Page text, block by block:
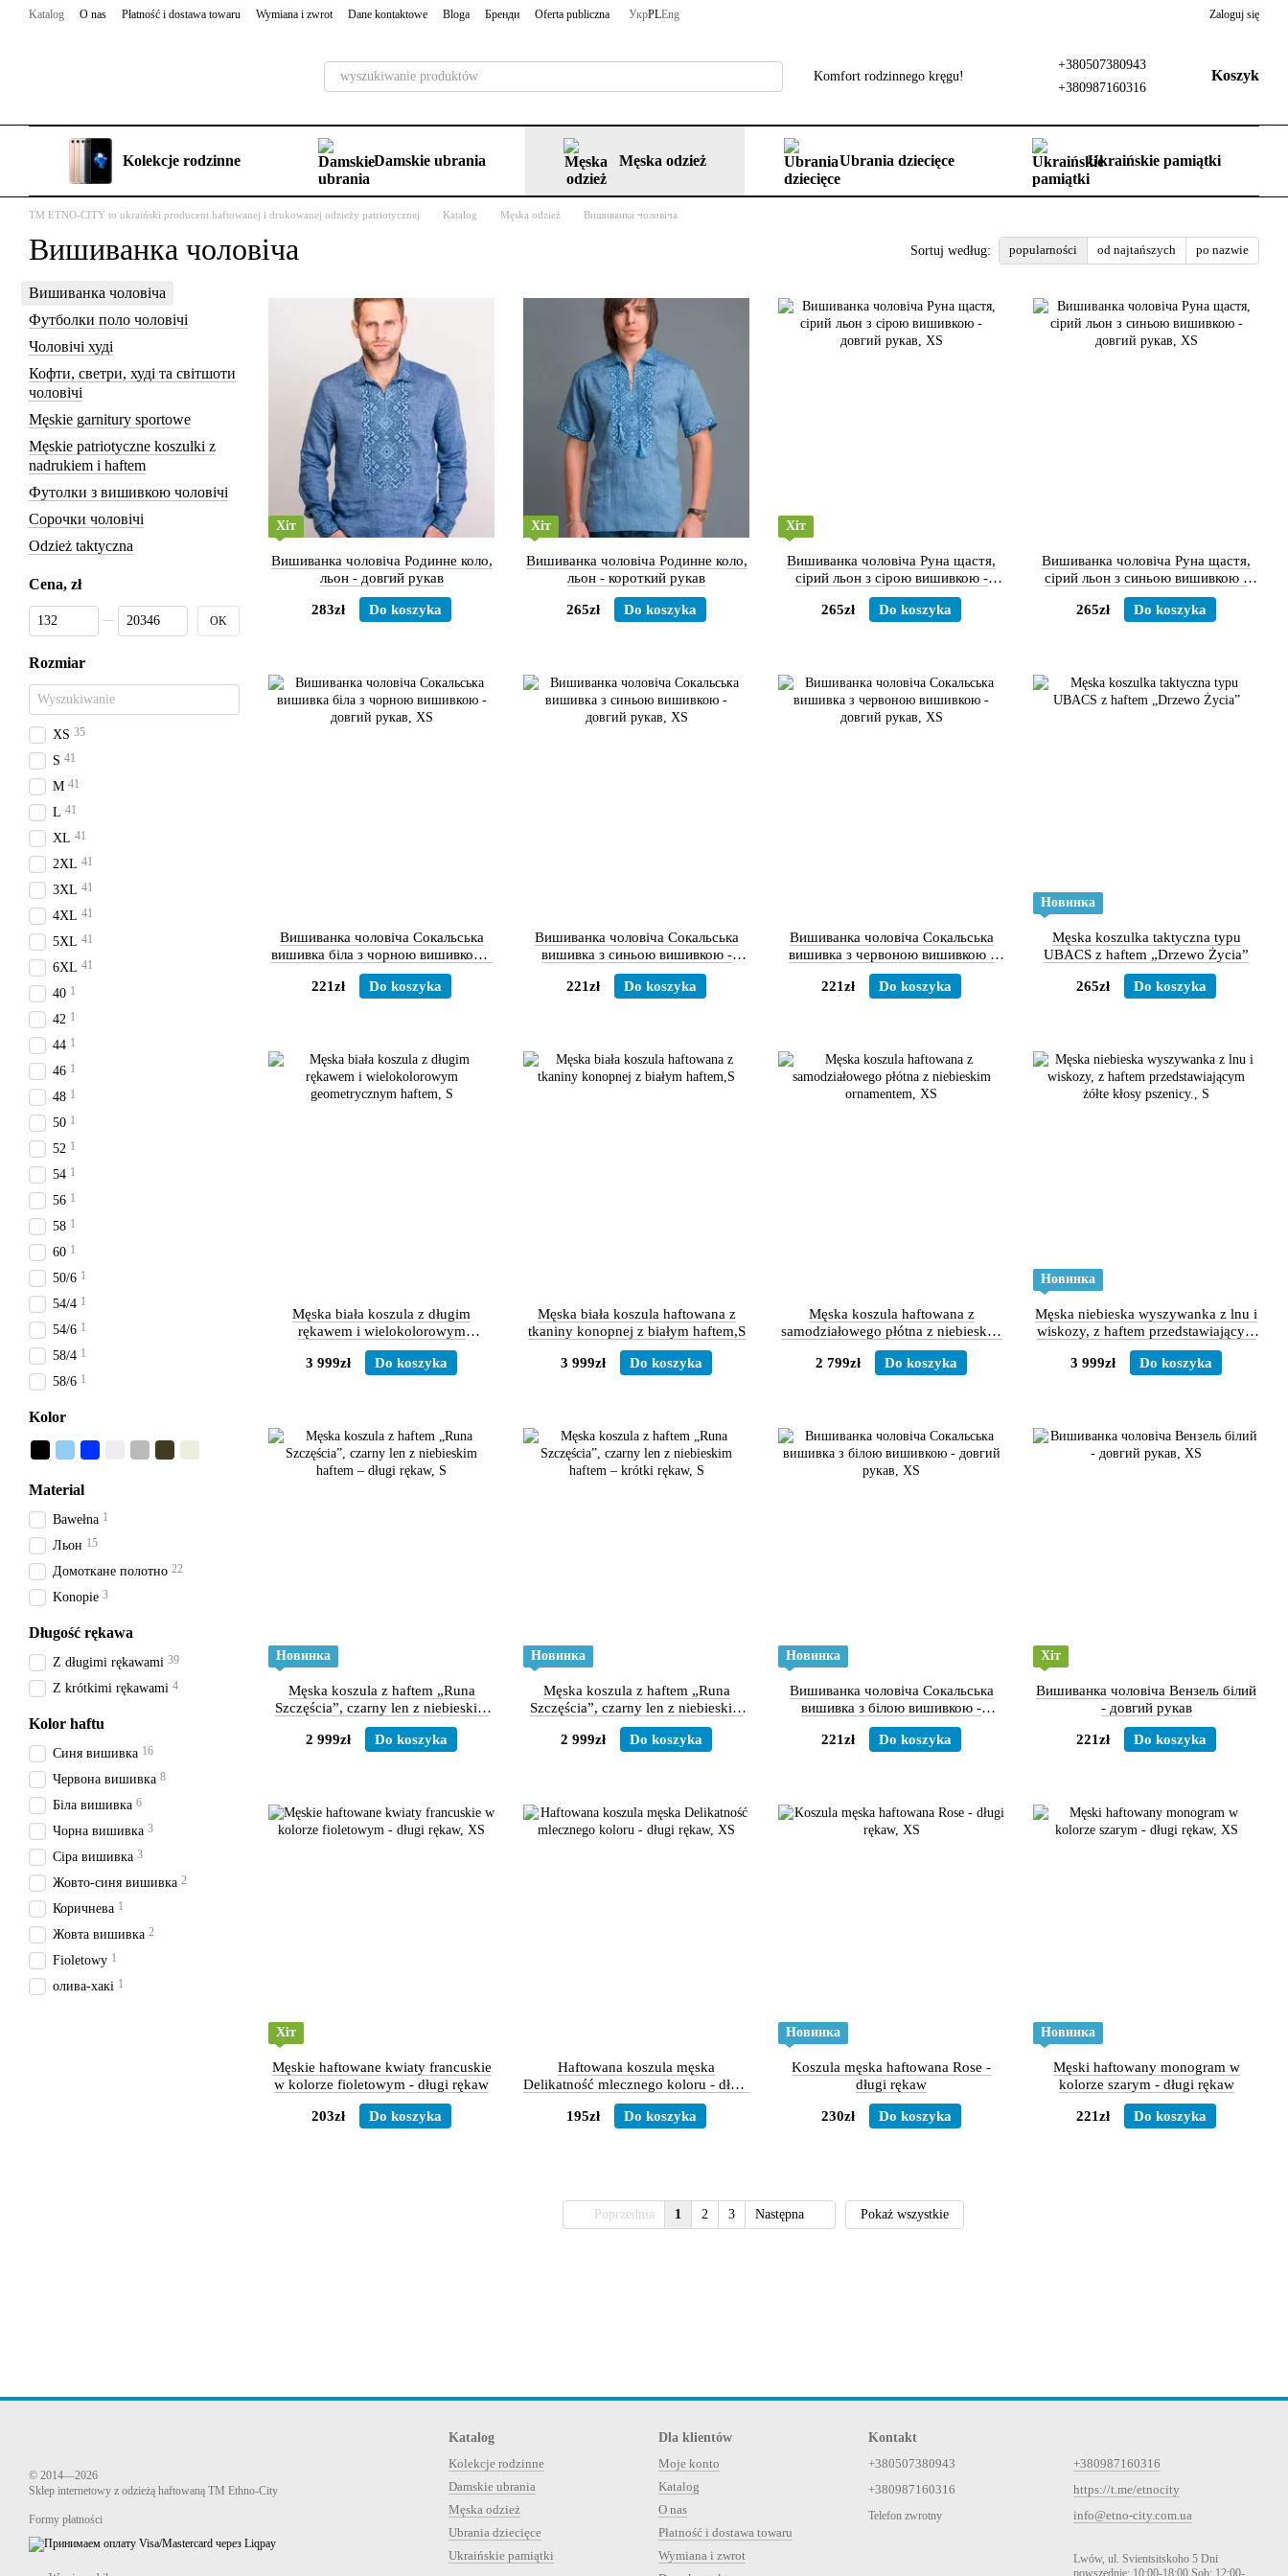
Przejdź do głównej treści
Katalog O nas Płatność i dostawa towaru Wymiana i zwrot Dane kontaktowe Bloga Бренди Oferta publiczna УкрPLEng Zaloguj się
Komfort rodzinnego kręgu!
+380507380943
+380987160316
Koszyk
Kolekcje rodzinne Damskie ubrania Męska odzież Ubrania dziecięce Ukraińskie pamiątki
TM ETNO-CITY to ukraiński producent haftowanej i drukowanej odzieży patriotycznej Katalog Męska odzież Вишиванка чоловіча
Вишиванка чоловіча Sortuj według: popularności od najtańszych po nazwie
Хіт
Вишиванка чоловіча Родинне коло,
льон - довгий рукав
283zł Do koszyka
Хіт
Вишиванка чоловіча Родинне коло,
льон - короткий рукав
265zł Do koszyka
Хіт
Вишиванка чоловіча Руна щастя,
сірий льон з сірою вишивкою -
довгий рукав
265zł
Do koszyka
Вишиванка чоловіча Руна щастя,
сірий льон з синьою вишивкою -
довгий рукав
265zł
Do koszyka
Вишиванка чоловіча Сокальська
вишивка біла з чорною вишивкою -
довгий рукав
221zł
Do koszyka
Вишиванка чоловіча Сокальська
вишивка з синьою вишивкою -
довгий рукав
221zł
Do koszyka
Вишиванка чоловіча Сокальська
вишивка з червоною вишивкою -
довгий рукав
221zł
Do koszyka
Новинка
Męska koszulka taktyczna typu
UBACS z haftem „Drzewo Życia”
265zł Do koszyka
Męska biała koszula z długim
rękawem i wielokolorowym
geometrycznym haftem, S
3 999zł
Do koszyka
Męska biała koszula haftowana z
tkaniny konopnej z białym haftem,S
3 999zł Do koszyka
Męska koszula haftowana z
samodziałowego płótna z niebieskim
ornamentem, XS
2 799zł
Do koszyka
Новинка
Męska niebieska wyszywanka z lnu i
wiskozy, z haftem przedstawiającym
żółte kłosy pszenicy., S
3 999zł
Do koszyka
Новинка
Męska koszula z haftem „Runa
Szczęścia”, czarny len z niebieskim
haftem – długi rękaw, S
2 999zł
Do koszyka
Новинка
Męska koszula z haftem „Runa
Szczęścia”, czarny len z niebieskim
haftem – krótki rękaw, S
2 999zł
Do koszyka
Новинка
Вишиванка чоловіча Сокальська
вишивка з білою вишивкою -
довгий рукав
221zł
Do koszyka
Хіт
Вишиванка чоловіча Вензель білий
- довгий рукав
221zł Do koszyka
Хіт
Męskie haftowane kwiaty francuskie
w kolorze fioletowym - długi rękaw
203zł Do koszyka
Haftowana koszula męska
Delikatność mlecznego koloru - długi
rękaw
195zł
Do koszyka
Новинка
Koszula męska haftowana Rose -
długi rękaw
230zł Do koszyka
Новинка
Męski haftowany monogram w
kolorze szarym - długi rękaw
221zł Do koszyka
Poprzednia 1 2 3 Następna Pokaż wszystkie
Вишиванка чоловіча
Футболки поло чоловічі
Чоловічі худі
Кофти, светри, худі та світшоти
чоловічі
Męskie garnitury sportowe
Męskie patriotyczne koszulki z
nadrukiem i haftem
Футолки з вишивкою чоловічі
Сорочки чоловічі
Odzież taktyczna
Cena, zł
Od Cena, zł
Do Cena, zł
OK
Rozmiar
XS 35
S 41
M 41
L 41
XL 41
2XL 41
3XL 41
4XL 41
5XL 41
6XL 41
40 1
42 1
44 1
46 1
48 1
50 1
52 1
54 1
56 1
58 1
60 1
50/6 1
54/4 1
54/6 1
58/4 1
58/6 1
Kolor
Material
Bawełna 1
Льон 15
Домоткане полотно 22
Konopie 3
Długość rękawa
Z długimi rękawami 39
Z krótkimi rękawami 4
Kolor haftu
Синя вишивка 16
Червона вишивка 8
Біла вишивка 6
Чорна вишивка 3
Сіра вишивка 3
Жовто-синя вишивка 2
Коричнева 1
Жовта вишивка 2
Fioletowy 1
олива-хакі 1
© 2014—2026
Sklep internetowy z odzieżą haftowaną TM Ethno-City
Formy płatności
Katalog
Kolekcje rodzinne
Damskie ubrania
Męska odzież
Ubrania dziecięce
Ukraińskie pamiątki
Dla klientów
Moje konto
Katalog
O nas
Płatność i dostawa towaru
Wymiana i zwrot
Kontakt
+380507380943
+380987160316
Telefon zwrotny
+380987160316
https://t.me/etnocity
info@etno-city.com.ua
Lwów, ul. Svientsitskoho 5 Dni
powszednie: 10:00-18:00 Sob: 12:00-